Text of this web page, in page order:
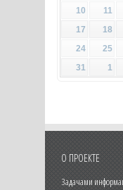
10
11
17
18
24
25
31
1
О ПРОЕКТЕ
Задачами